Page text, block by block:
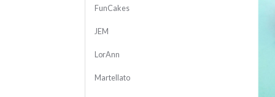
FunCakes
JEM
LorAnn
Martellato